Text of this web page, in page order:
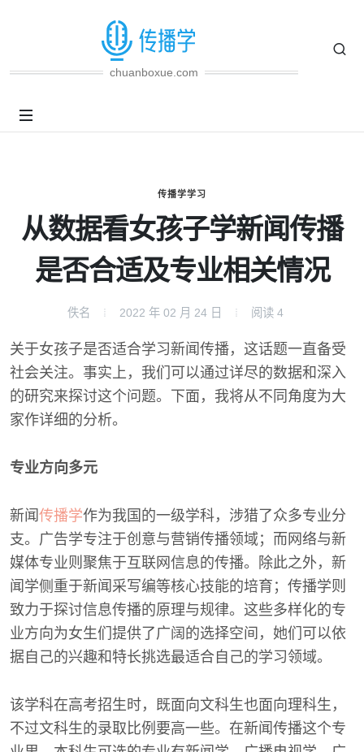
chuanboxue.com
传播学学习
从数据看女孩子学新闻传播
是否合适及专业相关情况
佚名 2022 年 02 月 24 日 阅读 4
关于女孩子是否适合学习新闻传播，这话题一直备受
社会关注。事实上，我们可以通过详尽的数据和深入
的研究来探讨这个问题。下面，我将从不同角度为大
家作详细的分析。
专业方向多元
新闻 传播学作为我国的一级学科，涉猎了众多专业分
支。广告学专注于创意与营销传播领域；而网络与新
媒体专业则聚焦于互联网信息的传播。除此之外，新
闻学侧重于新闻采写编等核心技能的培育；传播学则
致力于探讨信息传播的原理与规律。这些多样化的专
业方向为女生们提供了广阔的选择空间，她们可以依
据自己的兴趣和特长挑选最适合自己的学习领域。
该学科在高考招生时，既面向文科生也面向理科生，
不过文科生的录取比例要高一些。在新闻传播这个专